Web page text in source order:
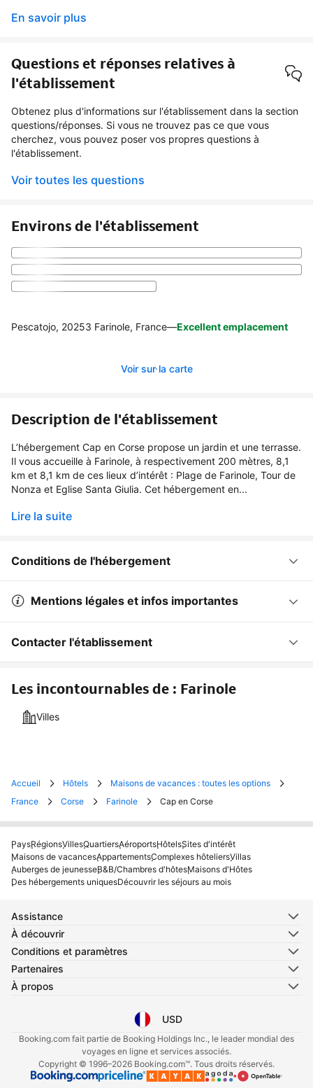
En savoir plus
Questions et réponses relatives à
l'établissement
Obtenez plus d'informations sur l'établissement dans la section
questions/réponses. Si vous ne trouvez pas ce que vous
cherchez, vous pouvez poser vos propres questions à
l'établissement.
Voir toutes les questions
Environs de l'établissement
Pescatojo, 20253 Farinole, France—Excellent emplacement
Voir sur la carte
Description de l'établissement
L’hébergement Cap en Corse propose un jardin et une terrasse.
Il vous accueille à Farinole, à respectivement 200 mètres, 8,1
km et 8,1 km de ces lieux d’intérêt : Plage de Farinole, Tour de
Nonza et Eglise Santa Giulia. Cet hébergement en...
Lire la suite
Conditions de l'hébergement
Mentions légales et infos importantes
Contacter l'établissement
Les incontournables de : Farinole
Villes
Accueil Hôtels
Maisons de vacances : toutes les options
France
Corse Farinole Cap en Corse
PaysRégionsVillesQuartiersAéroportsHôtelsSites d'intérêt
Maisons de vacancesAppartementsComplexes hôteliersVillas
Auberges de jeunesseB&B/Chambres d'hôtesMaisons d'Hôtes
Des hébergements uniquesDécouvrir les séjours au mois
Assistance
À découvrir
Conditions et paramètres
Partenaires
À propos
Sélectionnez votre langue
USD
Sélectionnez votre devise
Booking.com fait partie de Booking Holdings Inc., le leader mondial des
voyages en ligne et services associés.
Copyright © 1996–2026 Booking.com™. Tous droits réservés.